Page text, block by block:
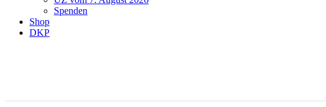
Spenden
Shop
DKP